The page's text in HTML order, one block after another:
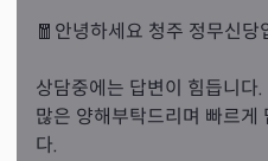
🧧안녕하세요 청주 정무신당
상담중에는 답변이 힘듭니다.
많은 양해부탁드리며 빠르게
다.